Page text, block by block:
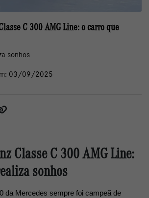
C 300 AMG Line: o carro que
sonhos
03/09/2025
Classe C 300 AMG Line:
sonhos
da Mercedes sempre foi campeã de